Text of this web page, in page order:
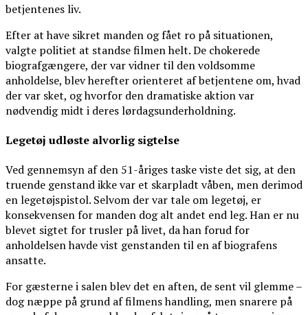
betjentenes liv.
Efter at have sikret manden og fået ro på situationen,
valgte politiet at standse filmen helt. De chokerede
biografgængere, der var vidner til den voldsomme
anholdelse, blev herefter orienteret af betjentene om, hvad
der var sket, og hvorfor den dramatiske aktion var
nødvendig midt i deres lørdagsunderholdning.
Legetøj udløste alvorlig sigtelse
Ved gennemsyn af den 51-åriges taske viste det sig, at den
truende genstand ikke var et skarpladt våben, men derimod
en legetøjspistol. Selvom der var tale om legetøj, er
konsekvensen for manden dog alt andet end leg. Han er nu
blevet sigtet for trusler på livet, da han forud for
anholdelsen havde vist genstanden til en af biografens
ansatte.
For gæsterne i salen blev det en aften, de sent vil glemme –
dog næppe på grund af filmens handling, men snarere på